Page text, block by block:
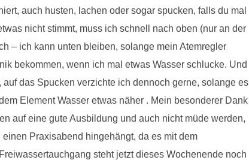
auch husten, lachen oder sogar spucken, falls du mal
nicht stimmt, muss ich schnell nach oben (nur an der
– ich kann unten bleiben, solange mein Atemregler
bekommen, wenn ich mal etwas Wasser schlucke. Und
das Spucken verzichte ich dennoch gerne, solange es
Element Wasser etwas näher . Mein besonderer Dank
auf eine gute Ausbildung und auch nicht müde werden,
Praxisabend hingehängt, da es mit dem
steht jetzt dieses Wochenende noch